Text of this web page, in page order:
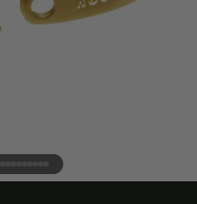
12345678
elemento 9
elemento 10
elemento 11
Ir al elemento 12
Ir al elemento 13
Ir al elemento 14
Ir al elemento 15
Ir al elemento 16
Ir al elemento 17
Ir al elemento 18
Ir al elemento 19
Ir al elemento 20